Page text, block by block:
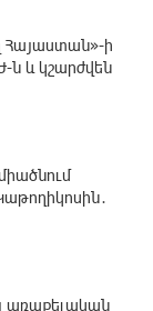
Հայաստան»-ի
ն և կշարժվեն
առաքելական